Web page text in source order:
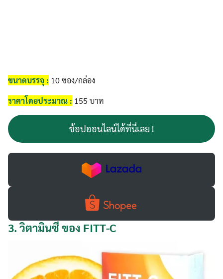
ขนาดบรรจุ : 10 ซอง/กล่อง
ราคาโดยประมาณ : 155 บาท
ช้อปออนไลน์ได้ที่นี่เลย !
3. วิตามินซี ของ FITT-C